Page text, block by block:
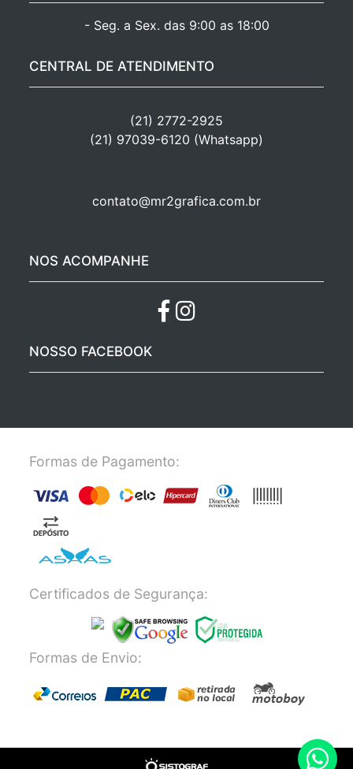
- Seg. a Sex. das 9:00 as 18:00
CENTRAL DE ATENDIMENTO
(21) 2772-2925
(21) 97039-6120 (Whatsapp)
contato@mr2grafica.com.br
NOS ACOMPANHE
NOSSO FACEBOOK
Formas de Pagamento:
Certificados de Segurança:
Formas de Envio: